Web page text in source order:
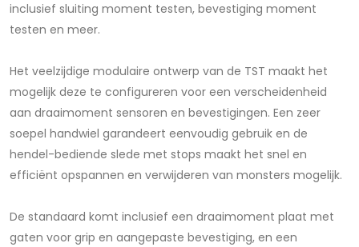
inclusief sluiting moment testen, bevestiging moment
testen en meer.
Het veelzijdige modulaire ontwerp van de TST maakt het
mogelijk deze te configureren voor een verscheidenheid
aan draaimoment sensoren en bevestigingen. Een zeer
soepel handwiel garandeert eenvoudig gebruik en de
hendel-bediende slede met stops maakt het snel en
efficiënt opspannen en verwijderen van monsters mogelijk.
De standaard komt inclusief een draaimoment plaat met
gaten voor grip en aangepaste bevestiging, en een